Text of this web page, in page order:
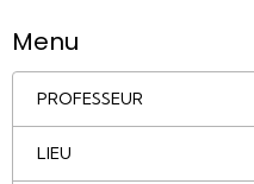
Menu
PROFESSEUR
LIEU